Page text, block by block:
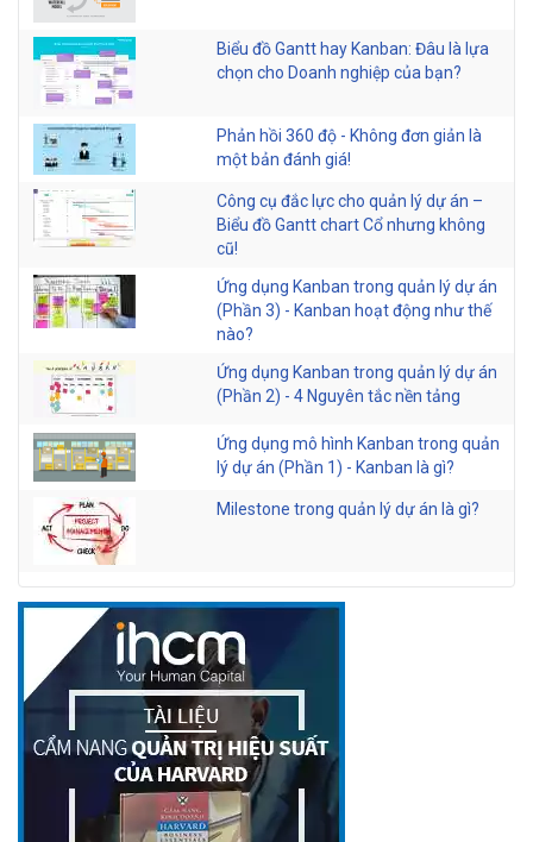
Biểu đồ Gantt hay Kanban: Đâu là lựa
chọn cho Doanh nghiệp của bạn?
Phản hồi 360 độ - Không đơn giản là
một bản đánh giá!
Công cụ đắc lực cho quản lý dự án –
Biểu đồ Gantt chart Cổ nhưng không
cũ!
Ứng dụng Kanban trong quản lý dự án
(Phần 3) - Kanban hoạt động như thế
nào?
Ứng dụng Kanban trong quản lý dự án
(Phần 2) - 4 Nguyên tắc nền tảng
Ứng dụng mô hình Kanban trong quản
lý dự án (Phần 1) - Kanban là gì?
Milestone trong quản lý dự án là gì?